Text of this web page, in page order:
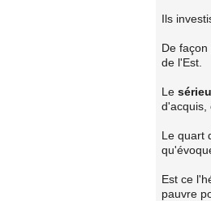
Ils
De
de l'Est.
Le
d'acquis,
Le quart
Est ce
pauvre